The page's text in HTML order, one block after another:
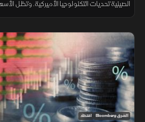
الصينية تحديات التكنولوجيا الأميركية. وتظل
الشرق Bloomberg اقتصاد